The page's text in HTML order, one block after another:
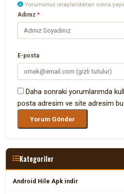
Yorumunuz onaylandıktan sonra
Adınız*
E-posta
Daha sonraki yorumlarımda
posta adresim ve site adresim bu
Kategoriler
Android Hile Apk indir